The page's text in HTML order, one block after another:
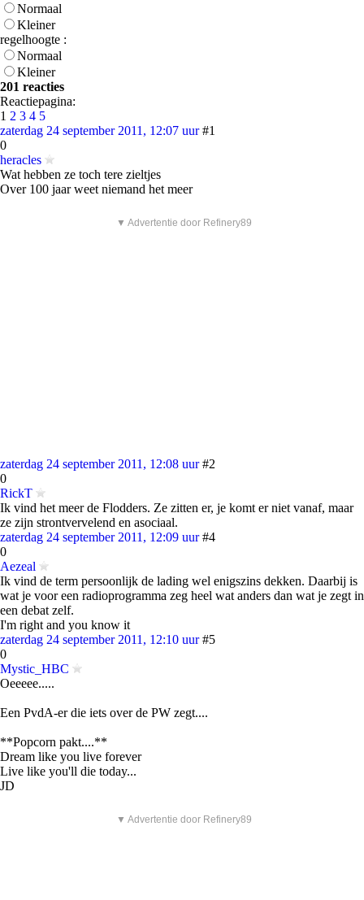
Normaal
Kleiner
regelhoogte :
Normaal
Kleiner
201 reacties
Reactiepagina:
1 2 3 4 5
zaterdag 24 september 2011, 12:07 uur #1
0
heracles
Wat hebben ze toch tere zieltjes
Over 100 jaar weet niemand het meer
▼ Advertentie door Refinery89
zaterdag 24 september 2011, 12:08 uur #2
0
RickT
Ik vind het meer de Flodders. Ze zitten er, je komt er niet vanaf, maar
ze zijn strontvervelend en asociaal.
zaterdag 24 september 2011, 12:09 uur #4
0
Aezeal
Ik vind de term persoonlijk de lading wel enigszins dekken. Daarbij is
wat je voor een radioprogramma zeg heel wat anders dan wat je zegt in
een debat zelf.
I'm right and you know it
zaterdag 24 september 2011, 12:10 uur #5
0
Mystic_HBC
Oeeeee.....
Een PvdA-er die iets over de PW zegt....
**Popcorn pakt....**
Dream like you live forever
Live like you'll die today...
JD
▼ Advertentie door Refinery89